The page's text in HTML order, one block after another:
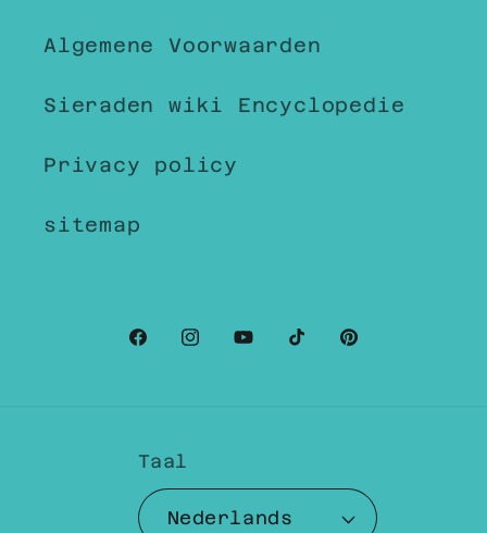
Algemene Voorwaarden
Sieraden wiki Encyclopedie
Privacy policy
sitemap
Facebook
Instagram
YouTubeTikTokPinterest
Taal
Nederlands